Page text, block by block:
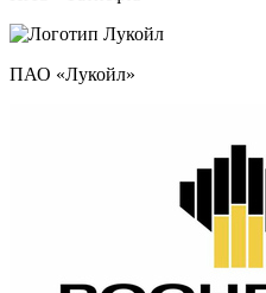
ПАО «Лукойл»